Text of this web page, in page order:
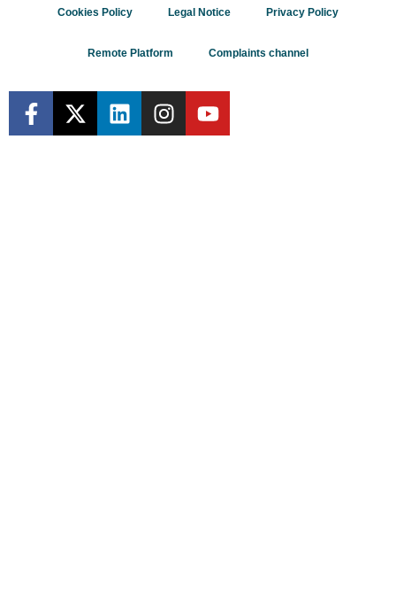
Cookies Policy Legal Notice Privacy Policy
Remote Platform Complaints channel